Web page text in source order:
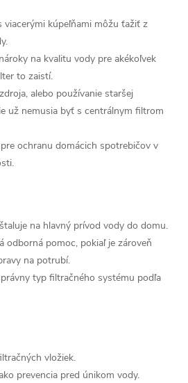
viacerými kúpeľňami môžu ťažiť z
na kvalitu vody pre akékoľvek
to zaistí.
alebo používanie staršej
už nemusia byť s centrálnym filtrom
ochranu domácich spotrebičov v
na hlavný prívod vody do domu.
odborná pomoc, pokiaľ je zároveň
na potrubí.
typ filtračného systému podľa
vložiek.
prevencia pred únikom vody.